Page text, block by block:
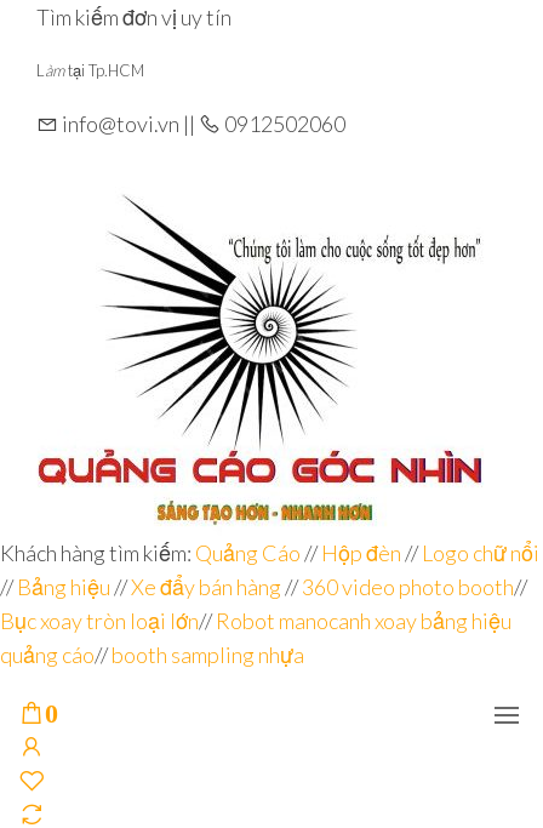
Skip
content
Tìm kiếm đơn vị uy tín
L àmtại Tp.HCM
info@tovi.vn || 0912502060
Đơn vị
chuyên
sâu – 8
năm
kinh
nghiệm
Góc
Nhìn
Agency –
nhà sản
xuất
POSM,
Quầy
Sampling,
Booth
trưng
bày, tủ
trưng
bày… tại
Tp.Hồ
Khách hàng tìm kiếm: Quảng Cáo//Hộp đèn//Logo chữ nổi
//Bảng hiệu//Xe đẩy bán hàng//360 video photo booth//
Bục xoay tròn loại lớn//Robot manocanh xoay bảng hiệu
quảng cáo//booth sampling nhựa
0